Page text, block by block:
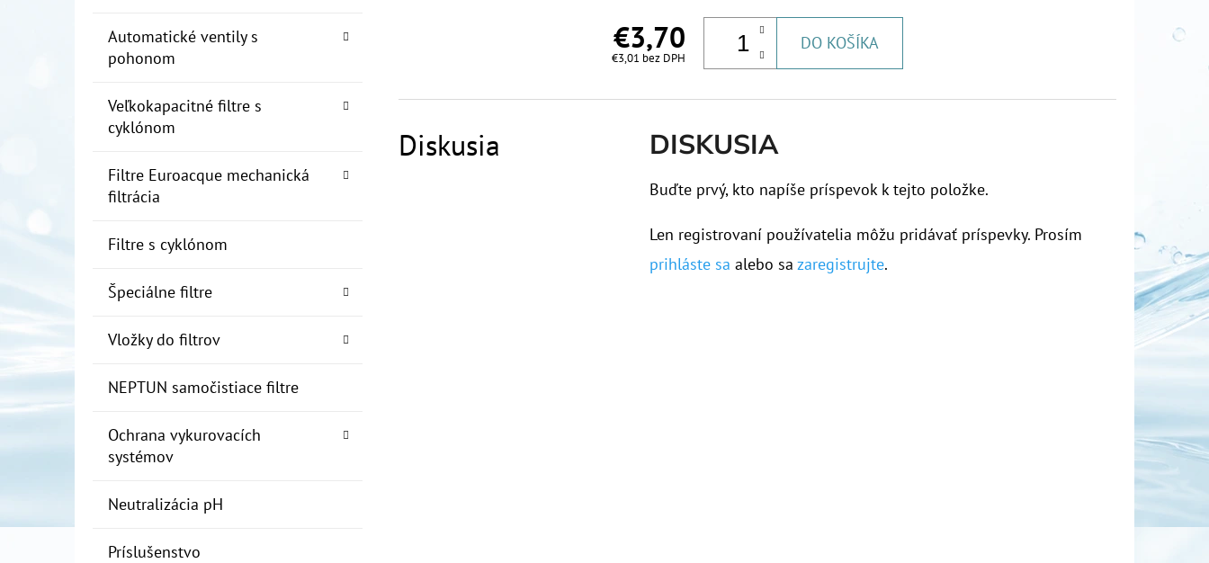
Automatické ventily s
pohonom
Veľkokapacitné filtre s
cyklónom
Filtre Euroacque mechanická
filtrácia
Filtre s cyklónom
Špeciálne filtre
Vložky do filtrov
NEPTUN samočistiace filtre
Ochrana vykurovacích
systémov
Neutralizácia pH
Príslušenstvo
€3,70
€3,01 bez DPH
DO KOŠÍKA
Diskusia DISKUSIA
Buďte prvý, kto napíše príspevok k tejto položke.
Len registrovaní používatelia môžu pridávať príspevky. Prosím
prihláste sa alebo sazaregistrujte.